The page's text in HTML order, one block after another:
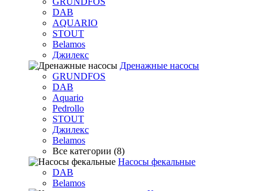
DAB
AQUARIO
STOUT
Belamos
Джилекс
Дренажные насосы
GRUNDFOS
DAB
Aquario
Pedrollo
STOUT
Джилекс
Belamos
Все категории (8)
Насосы фекальные
DAB
Belamos